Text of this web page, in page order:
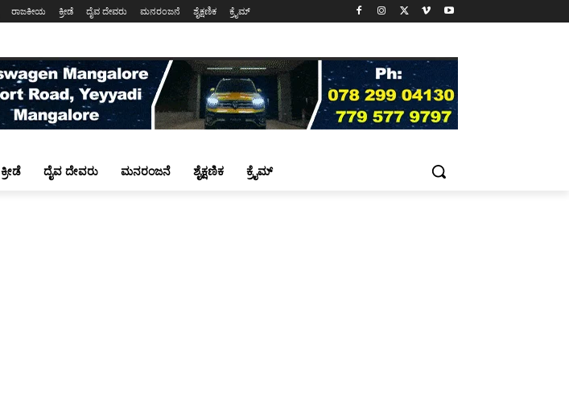
ರಾಜಕೀಯ ಕ್ರೀಡೆ ದೈವ ದೇವರು ಮನರಂಜನೆ ಶೈಕ್ಷಣಿಕ ಕ್ರೈಮ್
ಕ್ರೀಡೆ ದೈವ ದೇವರು ಮನರಂಜನೆ ಶೈಕ್ಷಣಿಕ ಕ್ರೈಮ್